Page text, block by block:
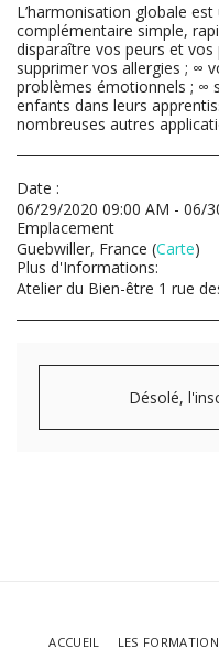
L’harmonisation globale
complémentaire simple,
disparaître vos peurs et
supprimer vos allergies ; ∞
problèmes émotionnels ; ∞
enfants dans leurs
nombreuses autres
Date :
06/29/2020 09:00 AM - 06/
Emplacement
Guebwiller, France (Carte)
Plus d'Informations:
Atelier du Bien-être 1 rue
Désolé,
ACCUEIL LES